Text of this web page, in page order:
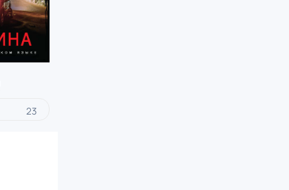
23